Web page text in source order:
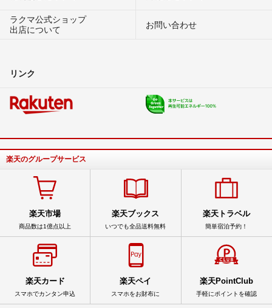
ラクマ公式ショップ
出店について
お問い合わせ
リンク
楽天のグループサービス
楽天市場
商品数は1億点以上
楽天ブックス
いつでも全品送料無料
楽天トラベル
簡単宿泊予約！
楽天カード
スマホでカンタン申込
楽天ペイ
スマホをお財布に
楽天PointClub
手軽にポイントを確認